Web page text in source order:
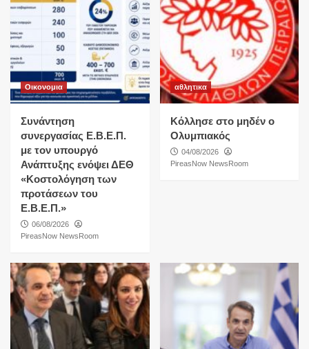
Οικονομια
Συνάντηση
συνεργασίας Ε.Β.Ε.Π.
με τον υπουργό
Ανάπτυξης ενόψει ΔΕΘ
«Κοστολόγηση των
προτάσεων του
Ε.Β.Ε.Π.»
06/08/2026
PireasNow NewsRoom
αθλητικα
Κόλλησε στο μηδέν ο
Ολυμπιακός
04/08/2026
PireasNow NewsRoom